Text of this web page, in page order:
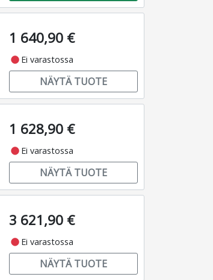
1 640,90 €
fiber_manual_record Ei varastossa
NÄYTÄ TUOTE
1 628,90 €
fiber_manual_record Ei varastossa
NÄYTÄ TUOTE
3 621,90 €
fiber_manual_record Ei varastossa
NÄYTÄ TUOTE